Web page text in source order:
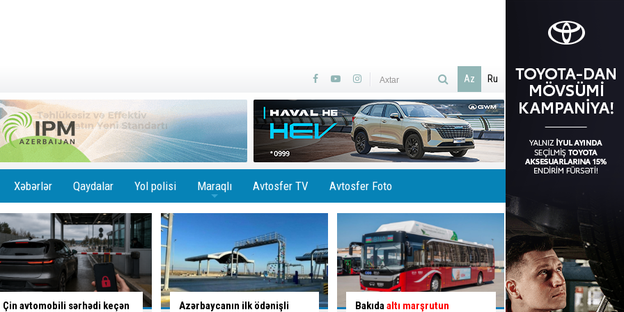
Az Ru
Xəbərlər Qaydalar Yol polisi Maraqlı Avtosfer TV Avtosfer Foto
Azərbaycanın ilk ödənişli
Bakıdaaltı marşrutun
İlisuda Ramramay şəlaləsinə
Qəzaya səbəb olan